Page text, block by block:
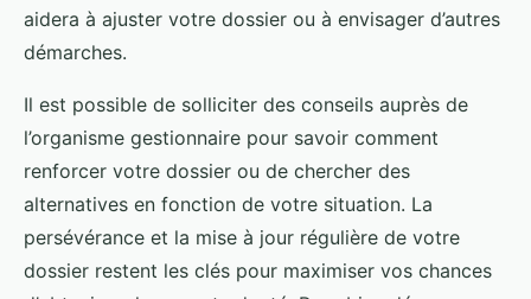
aidera à ajuster votre dossier ou à envisager d’autres
démarches.
Il est possible de solliciter des conseils auprès de
l’organisme gestionnaire pour savoir comment
renforcer votre dossier ou de chercher des
alternatives en fonction de votre situation. La
persévérance et la mise à jour régulière de votre
dossier restent les clés pour maximiser vos chances